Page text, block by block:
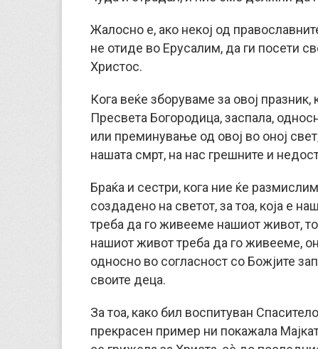
Жалосно е, ако некој од
не отиде во Ерусалим, да ги посети
Христос.
Кога веќе зборуваме за овој празник,
Пресвета Богородица, заспала,
или преминување од овој во оној
нашата смрт, на нас грешните и
Браќа и сестри, кога ние ќе
создадено на светот, за тоа, која е
треба да го живееме нашиот живот,
нашиот живот треба да го живееме,
односно во согласност со Божјите
своите деца.
За тоа, како бил воспитуван
прекрасен пример ни покажала